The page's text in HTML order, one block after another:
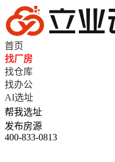
首页
找厂房
找仓库
找办公
AI选址
帮我选址
发布房源
400-833-0813